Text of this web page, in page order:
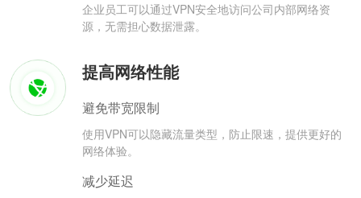
企业员工可以通过VPN安全地访问公司内部网络资
源，无需担心数据泄露。
提高网络性能
避免带宽限制
使用VPN可以隐藏流量类型，防止限速，提供更好的
网络体验。
减少延迟